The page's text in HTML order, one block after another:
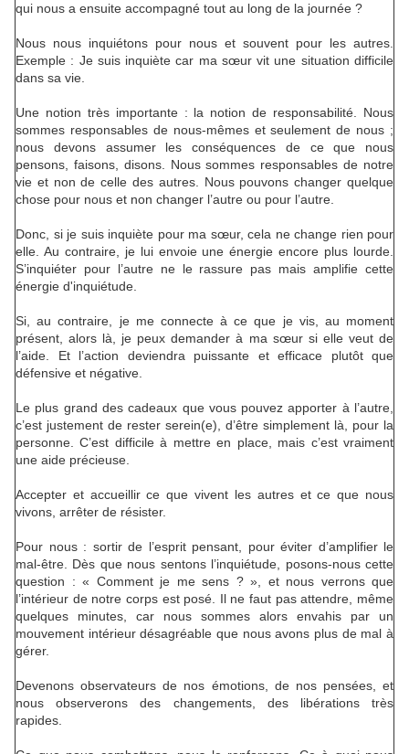
qui nous a ensuite accompagné tout au long de la journée ?
Nous nous inquiétons pour nous et souvent pour les autres.
Exemple : Je suis inquiète car ma sœur vit une situation difficile
dans sa vie.
Une notion très importante : la notion de responsabilité. Nous
sommes responsables de nous-mêmes et seulement de nous ;
nous devons assumer les conséquences de ce que nous
pensons, faisons, disons. Nous sommes responsables de notre
vie et non de celle des autres. Nous pouvons changer quelque
chose pour nous et non changer l’autre ou pour l’autre.
Donc, si je suis inquiète pour ma sœur, cela ne change rien pour
elle. Au contraire, je lui envoie une énergie encore plus lourde.
S’inquiéter pour l’autre ne le rassure pas mais amplifie cette
énergie d'inquiétude.
Si, au contraire, je me connecte à ce que je vis, au moment
présent, alors là, je peux demander à ma sœur si elle veut de
l’aide. Et l’action deviendra puissante et efficace plutôt que
défensive et négative.
Le plus grand des cadeaux que vous pouvez apporter à l’autre,
c’est justement de rester serein(e), d’être simplement là, pour la
personne. C’est difficile à mettre en place, mais c’est vraiment
une aide précieuse.
Accepter et accueillir ce que vivent les autres et ce que nous
vivons, arrêter de résister.
Pour nous : sortir de l’esprit pensant, pour éviter d’amplifier le
mal-être. Dès que nous sentons l’inquiétude, posons-nous cette
question : « Comment je me sens ? », et nous verrons que
l’intérieur de notre corps est posé. Il ne faut pas attendre, même
quelques minutes, car nous sommes alors envahis par un
mouvement intérieur désagréable que nous avons plus de mal à
gérer.
Devenons observateurs de nos émotions, de nos pensées, et
nous observerons des changements, des libérations très
rapides.